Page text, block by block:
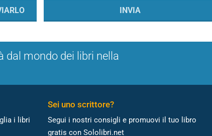
dal mondo dei libri nella
i libri
Sei uno scrittore?
Segui i nostri consigli e promuovi il tuo libro
gratis con Sololibri.net